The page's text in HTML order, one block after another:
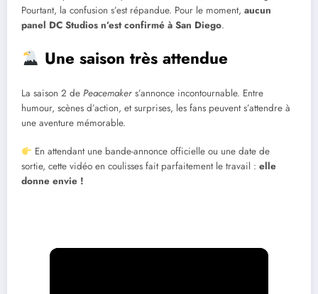
Pourtant, la confusion s’est répandue. Pour le moment, aucun
panel DC Studios n’est confirmé à San Diego.
Une saison très attendue
La saison 2 de Peacemaker s’annonce incontournable. Entre
humour, scènes d’action, et surprises, les fans peuvent s’attendre à
une aventure mémorable.
En attendant une bande-annonce officielle ou une date de
sortie, cette vidéo en coulisses fait parfaitement le travail : elle
donne envie !